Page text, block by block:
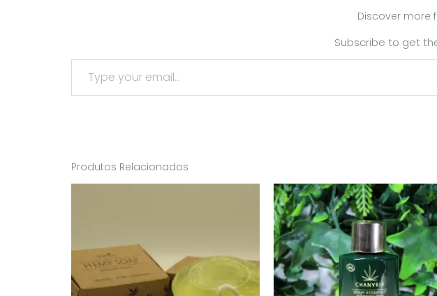
Discover more
Subscribe to get
Type your email…
Produtos Relacionados